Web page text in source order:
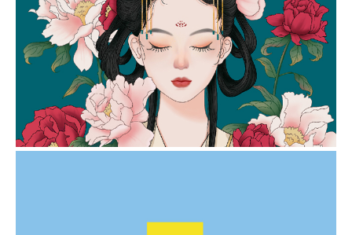
健美创研-国潮款洗脸巾包装设计
品牌包装升级设计